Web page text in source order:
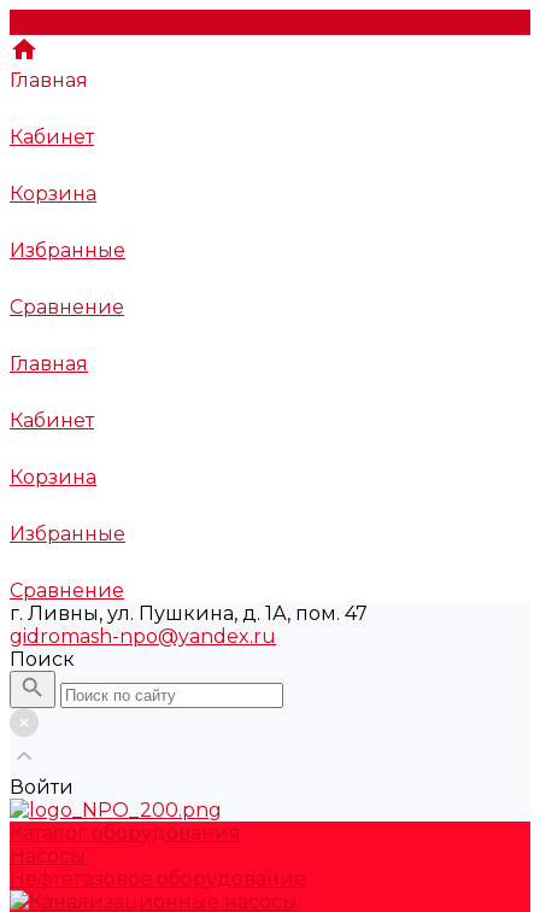
Главная
Кабинет
Корзина
Избранные
Сравнение
Главная
Кабинет
Корзина
Избранные
Сравнение
г. Ливны, ул. Пушкина, д. 1А, пом. 47
gidromash-npo@yandex.ru
Поиск
Войти
Каталог оборудования
Насосы
Нефтегазовое оборудование